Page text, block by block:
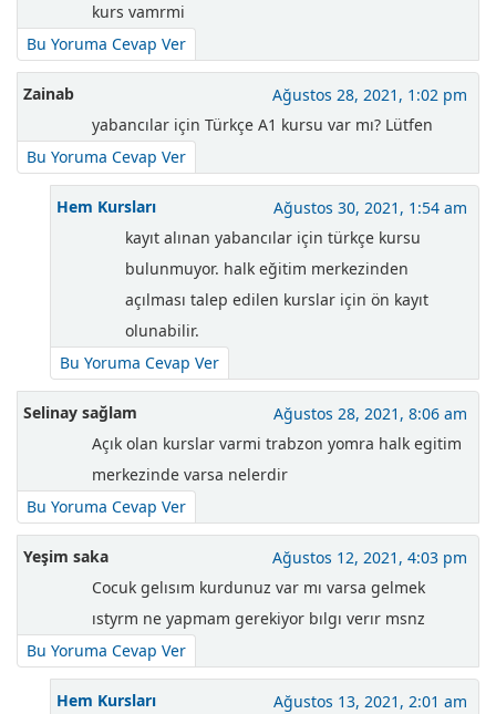
kurs vamrmi
Bu Yoruma Cevap Ver
Zainab
Ağustos 28, 2021, 1:02 pm
yabancılar için Türkçe A1 kursu var mı? Lütfen
Bu Yoruma Cevap Ver
Hem Kursları
Ağustos 30, 2021, 1:54 am
kayıt alınan yabancılar için türkçe kursu
bulunmuyor. halk eğitim merkezinden
açılması talep edilen kurslar için ön kayıt
olunabilir.
Bu Yoruma Cevap Ver
Selinay sağlam
Ağustos 28, 2021, 8:06 am
Açık olan kurslar varmi trabzon yomra halk egitim
merkezinde varsa nelerdir
Bu Yoruma Cevap Ver
Yeşim saka
Ağustos 12, 2021, 4:03 pm
Cocuk gelısım kurdunuz var mı varsa gelmek
ıstyrm ne yapmam gerekiyor bılgı verır msnz
Bu Yoruma Cevap Ver
Hem Kursları
Ağustos 13, 2021, 2:01 am